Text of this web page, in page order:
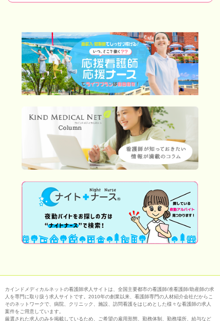
カインドメディカルネットの看護師求人サイトは、全国主要都市の看護師/准看護師/助産師の求
人を専門に取り扱う求人サイトです。2010年の創業以来、看護師専門の人材紹介会社だからこ
そのネットワークで、病院、クリニック、施設、訪問看護をはじめとした様々な看護師の求人
案件をご用意しています。
厳選された求人のみを掲載しているため、ご希望の雇用形態、勤務体制、勤務場所、給与など